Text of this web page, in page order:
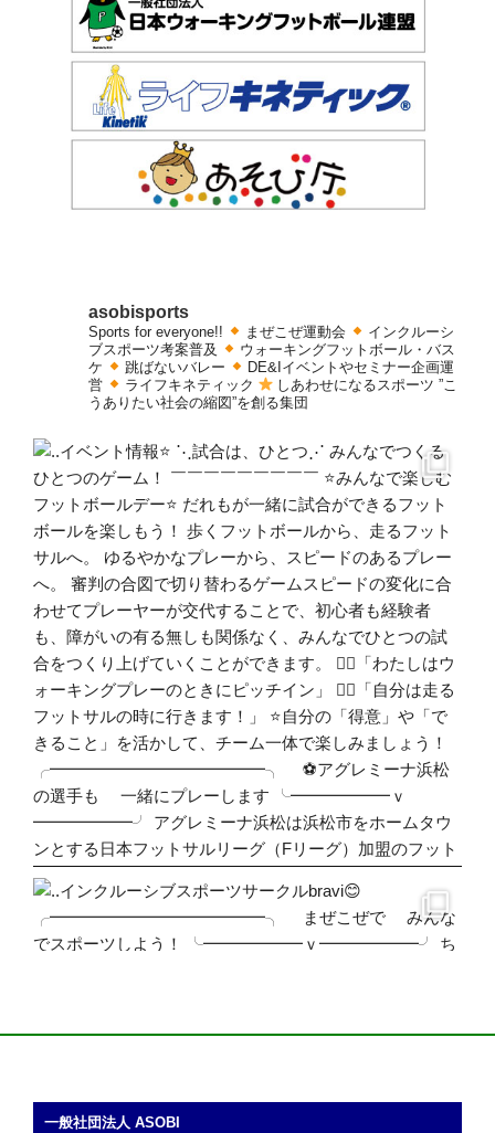
asobisports
Sports for everyone!! まぜこぜ運動会
インクルーシ
ブスポーツ考案普及
ウォーキングフットボール・バス
ケ
跳ばないバレー
DE&Iイベントやセミナー企画運
営
ライフキネティック しあわせになるスポーツ ”こ
うありたい社会の縮図”を創る集団
一般社団法人 ASOBI